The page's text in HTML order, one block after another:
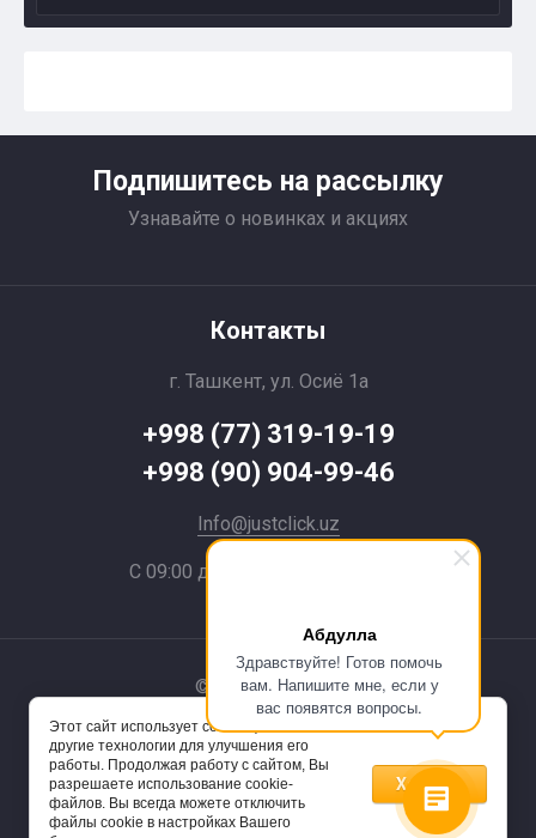
Абдулла
Здравствуйте! Готов помочь
вам. Напишите мне, если у
вас появятся вопросы.
Подпишитесь на рассылку
Узнавайте о новинках и акциях
Контакты
г. Ташкент, ул. Осиё 1a
+998 (77) 319-19-19
+998 (90) 904-99-46
Info@justclick.uz
С 09:00 до 21:00 без выходных
© 2024 JustClick
Powered by
Этот сайт использует cookie-файлы и
другие технологии для улучшения его
работы. Продолжая работу с сайтом, Вы
разрешаете использование cookie-
файлов. Вы всегда можете отключить
файлы cookie в настройках Вашего
Хорошо